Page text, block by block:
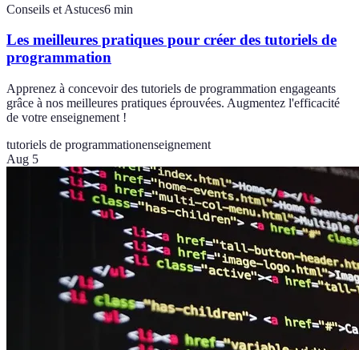
Conseils et Astuces6 min
Les meilleures pratiques pour créer des tutoriels de
programmation
Apprenez à concevoir des tutoriels de programmation engageants
grâce à nos meilleures pratiques éprouvées. Augmentez l'efficacité
de votre enseignement !
tutoriels de programmationenseignement
Aug 5